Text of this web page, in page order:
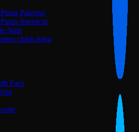
Palermo
Speedcat
Nam
chính hãng
Face